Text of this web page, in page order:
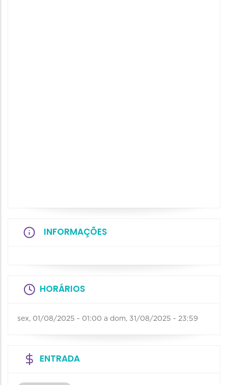
INFORMAÇÕES
HORÁRIOS
sex, 01/08/2025 - 01:00 a dom, 31/08/2025 - 23:59
ENTRADA